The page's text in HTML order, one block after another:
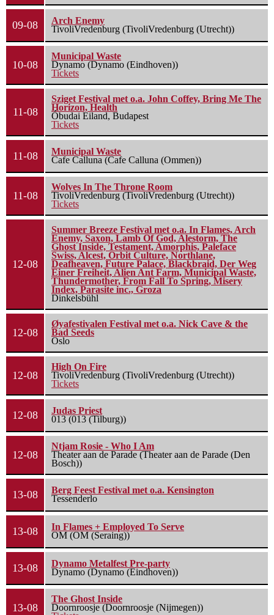
09-08
Arch Enemy
TivoliVredenburg (TivoliVredenburg (Utrecht))
10-08
Municipal Waste
Dynamo (Dynamo (Eindhoven))
Tickets
11-08
Sziget Festival met o.a. John Coffey, Bring Me The
Horizon, Health
Óbudai Eiland, Budapest
Tickets
11-08
Municipal Waste
Cafe Calluna (Cafe Calluna (Ommen))
11-08
Wolves In The Throne Room
TivoliVredenburg (TivoliVredenburg (Utrecht))
Tickets
12-08
Summer Breeze Festival met o.a. In Flames, Arch
Enemy, Saxon, Lamb Of God, Alestorm, The
Ghost Inside, Testament, Amorphis, Paleface
Swiss, Alcest, Orbit Culture, Northlane,
Deafheaven, Future Palace, Blackbraid, Der Weg
Einer Freiheit, Alien Ant Farm, Municipal Waste,
Thundermother, From Fall To Spring, Misery
Index, Parasite inc., Groza
Dinkelsbühl
12-08
Øyafestivalen Festival met o.a. Nick Cave & the
Bad Seeds
Oslo
12-08
High On Fire
TivoliVredenburg (TivoliVredenburg (Utrecht))
Tickets
12-08
Judas Priest
013 (013 (Tilburg))
12-08
Ntjam Rosie - Who I Am
Theater aan de Parade (Theater aan de Parade (Den
Bosch))
13-08
Berg Feest Festival met o.a. Kensington
Tessenderlo
13-08
In Flames + Employed To Serve
OM (OM (Seraing))
13-08
Dynamo Metalfest Pre-party
Dynamo (Dynamo (Eindhoven))
13-08
The Ghost Inside
Doornroosje (Doornroosje (Nijmegen))